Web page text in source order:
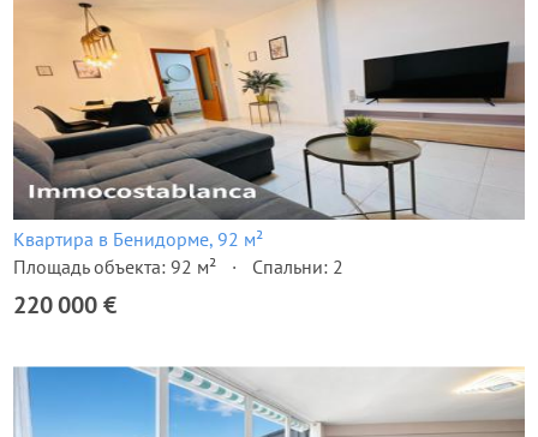
Квартира в Бенидорме, 92 м²
Площадь объекта: 92 м²
Спальни: 2
220 000 €